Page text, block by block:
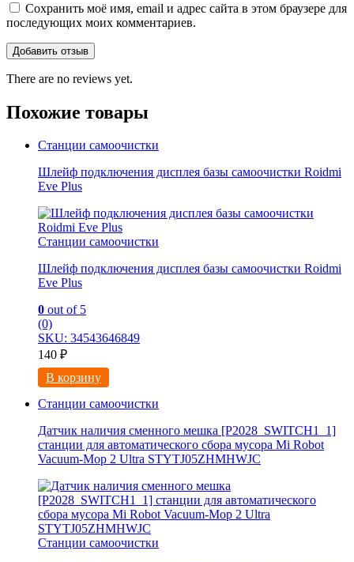
Сохранить моё имя, email и адрес сайта в этом браузере для
последующих моих комментариев.
There are no reviews yet.
Похожие товары
Станции самоочистки
Шлейф подключения дисплея базы самоочистки Roidmi
Eve Plus
Станции самоочистки
Шлейф подключения дисплея базы самоочистки Roidmi
Eve Plus
0 out of 5
(0)
SKU: 34543646849
140 ₽
В корзину
Станции самоочистки
Датчик наличия сменного мешка [P2028_SWITCH1_1]
станции для автоматического сбора мусора Mi Robot
Vacuum-Mop 2 Ultra STYTJ05ZHMHWJC
Станции самоочистки